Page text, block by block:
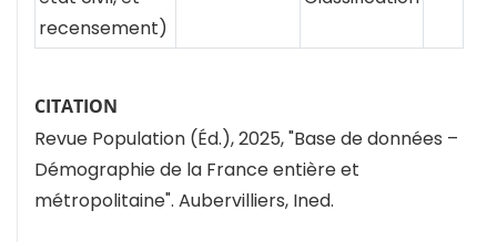
recensement)
CITATION
Revue Population (Éd.), 2025, "Base de données –
Démographie de la France entière et
métropolitaine". Aubervilliers, Ined.